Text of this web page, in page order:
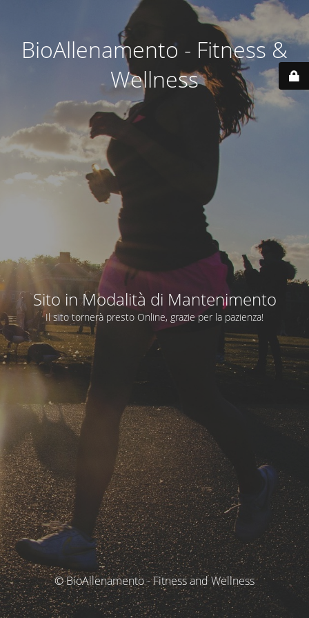
BioAllenamento - Fitness &
Wellness
Sito in Modalità di Mantenimento
Il sito tornerà presto Online, grazie per la pazienza!
© BioAllenamento - Fitness and Wellness